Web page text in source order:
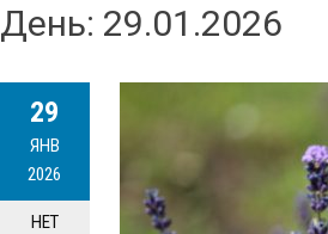
День: 29.01.2026
29
ЯНВ
2026
НЕТ